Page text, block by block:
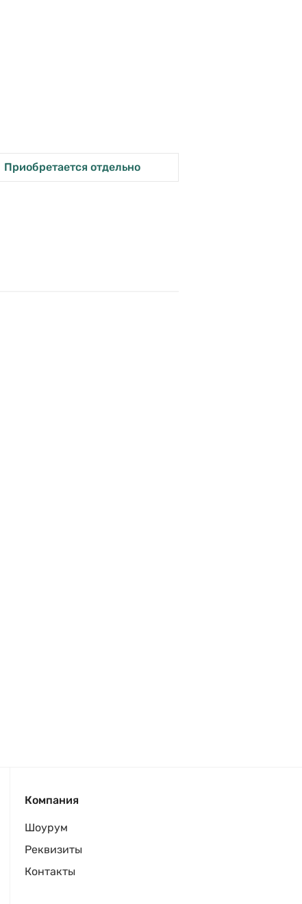
Приобретается отдельно
Компания
Шоурум
Реквизиты
Контакты